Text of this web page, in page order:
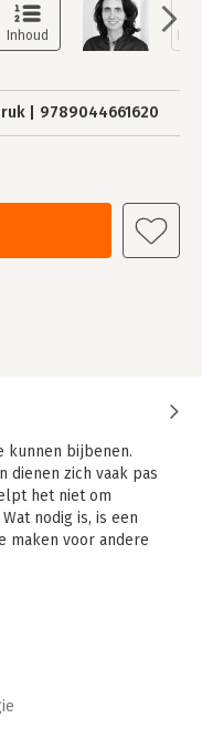
9789044661620
kunnen bijbenen.
dienen zich vaak pas
het niet om
nodig is, is een
maken voor andere
in een wereld van
legt, op basis van
bloot wat de
zijn en hoe je
laat zien hoe